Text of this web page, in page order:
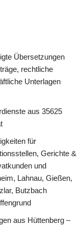
Übersetzungen
rechtliche
Unterlagen
aus 35625
für
Gerichte &
und
Lahnau, Gießen,
Butzbach
aus Hüttenberg –